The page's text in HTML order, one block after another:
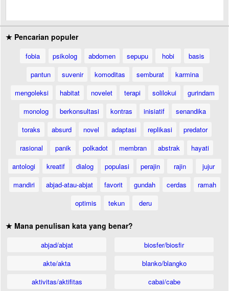
★ Pencarian populer
fobia psikolog abdomen sepupu hobi
basis
pantun
suvenir komoditas semburat
karmina
mengoleksi
habitat novelet terapi solilokui
gurindam
monolog
berkonsultasi kontras inisiatif
senandika
toraks
absurd novel adaptasi replikasi
predator
rasional
panik polkadot membran abstrak
hayati
antologi
kreatif dialog populasi perajin rajin
jujur
mandiri
abjad-atau-abjat favorit gundah cerdas
ramah
optimis
tekun deru
★ Mana penulisan kata yang benar?
abjad/abjat
akte/akta
aktivitas/aktifitas
biosfer/biosfir
blanko/blangko
cabai/cabe